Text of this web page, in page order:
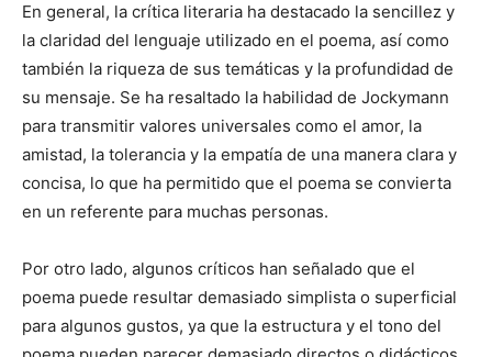
En general, la crítica literaria ha destacado la sencillez y
la claridad del lenguaje utilizado en el poema, así como
también la riqueza de sus temáticas y la profundidad de
su mensaje. Se ha resaltado la habilidad de Jockymann
para transmitir valores universales como el amor, la
amistad, la tolerancia y la empatía de una manera clara y
concisa, lo que ha permitido que el poema se convierta
en un referente para muchas personas.
Por otro lado, algunos críticos han señalado que el
poema puede resultar demasiado simplista o superficial
para algunos gustos, ya que la estructura y el tono del